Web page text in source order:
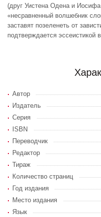
(друг Уистена Одена и
«несравненный волшебник
заставят позеленеть от
подтверждается эссеистикой
Автор
Издатель
Серия
ISBN
Переводчик
Редактор
Тираж
Количество страниц
Год издания
Место издания
Язык